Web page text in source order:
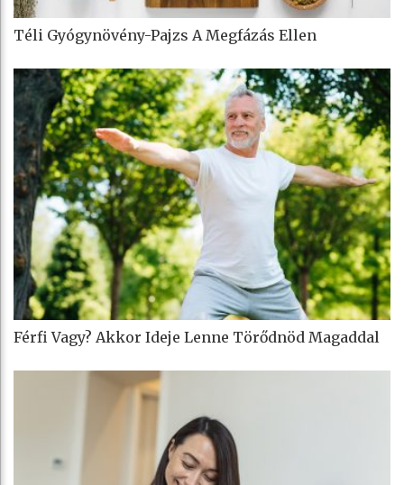
Téli Gyógynövény-Pajzs A Megfázás Ellen
Férfi Vagy? Akkor Ideje Lenne Törődnöd Magaddal